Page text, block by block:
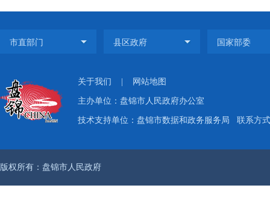
关于我们 网站地图
主办单位：盘锦市人民政府办公室
技术支持单位：盘锦市数据和政务服务局 联系方
版权所有：盘锦市人民政府